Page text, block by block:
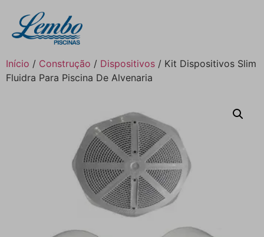
Início / Construção / Dispositivos / Kit Dispositivos Slim
Fluidra Para Piscina De Alvenaria